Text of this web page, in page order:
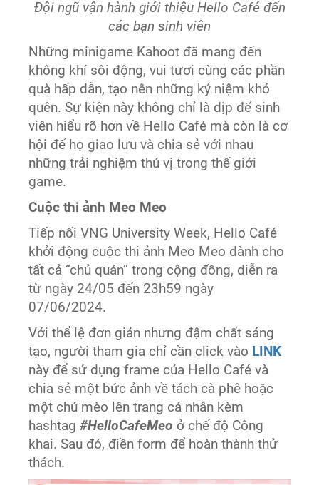
Đội ngũ vận hành giới thiệu Hello Café đến
các bạn sinh viên
Những minigame Kahoot đã mang đến
không khí sôi động, vui tươi cùng các phần
quà hấp dẫn, tạo nên những kỷ niệm khó
quên. Sự kiện này không chỉ là dịp để sinh
viên hiểu rõ hơn về Hello Café mà còn là cơ
hội để họ giao lưu và chia sẻ với nhau
những trải nghiệm thú vị trong thế giới
game.
Cuộc thi ảnh Meo Meo
Tiếp nối VNG University Week, Hello Café
khởi động cuộc thi ảnh Meo Meo dành cho
tất cả ‘’chủ quán’’ trong cộng đồng, diễn ra
từ ngày 24/05 đến 23h59 ngày
07/06/2024.
Với thể lệ đơn giản nhưng đậm chất sáng
tạo, người tham gia chỉ cần click vào LINK
này để sử dụng frame của Hello Café và
chia sẻ một bức ảnh về tách cà phê hoặc
một chú mèo lên trang cá nhân kèm
hashtag#HelloCafeMeo ở chế độ Công
khai. Sau đó, điền form để hoàn thành thử
thách.